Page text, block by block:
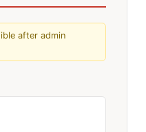
after admin